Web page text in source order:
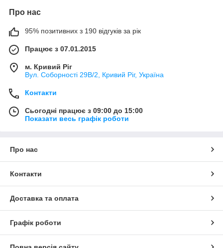
Про нас
95% позитивних з 190 відгуків за рік
Працює з 07.01.2015
м. Кривий Ріг
Вул. Соборності 29В/2, Кривий Ріг, Україна
Контакти
Сьогодні працює з 09:00 до 15:00
Показати весь графік роботи
Про нас
Контакти
Доставка та оплата
Графік роботи